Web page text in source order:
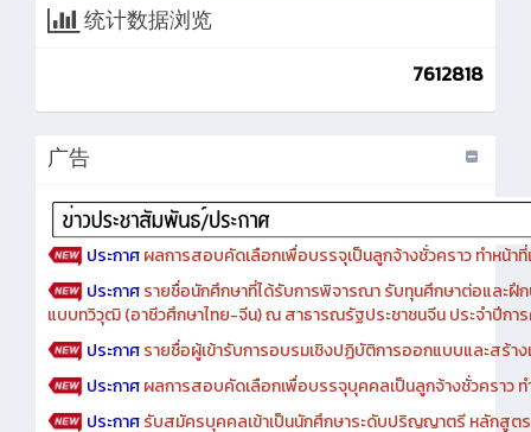
7612818
ประกาศผลการสอบคัดเลือกเพื่อบรรจุเป็นลูกจ้างชั่วคราว ทำหน้าที่
ประกาศ รายชื่อนักศึกษาที่ได้รับการพิจารณา รับทุนศึกษาต่อและฝึ
แบบทวิวุฒิ (อาชีวศึกษาไทย-จีน) ณ สาธารณรัฐประชาชนจีน ประจำปีก
ประกาศรายชื่อผู้เข้ารับการอบรมเชิงปฏิบัติการออกแบบและสร้า
ประกาศผลการสอบคัดเลือกเพื่อบรรจุบุคคลเป็นลูกจ้างชั่วคราว ท